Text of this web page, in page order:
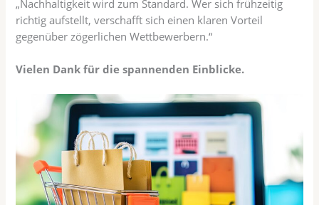
„Nachhaltigkeit wird zum Standard. Wer sich frühzeitig
richtig aufstellt, verschafft sich einen klaren Vorteil
gegenüber zögerlichen Wettbewerbern.“
Vielen Dank für die spannenden Einblicke.